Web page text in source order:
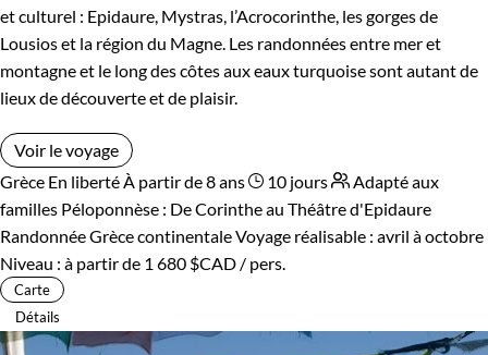
et culturel : Epidaure, Mystras, l’Acrocorinthe, les gorges de
Lousios et la région du Magne. Les randonnées entre mer et
montagne et le long des côtes aux eaux turquoise sont autant de
lieux de découverte et de plaisir.
Voir le voyage
Grèce En liberté À partir de 8 ans 10 jours
Adapté aux
familles Péloponnèse : De Corinthe au Théâtre d'Epidaure
Randonnée Grèce continentaleVoyage réalisable : avril à octobre
Niveau : à partir de 1 680 $CAD / pers.
Carte
Détails